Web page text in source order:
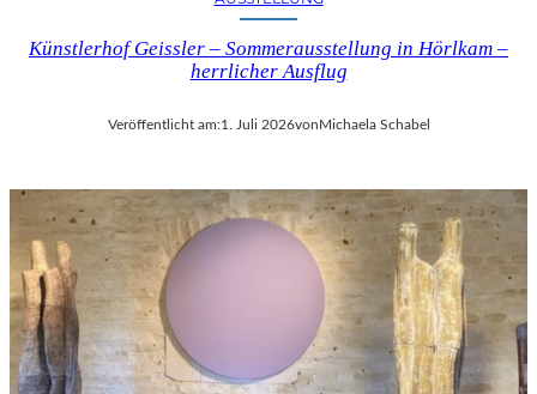
Künstlerhof Geissler – Sommerausstellung in Hörlkam –
herrlicher Ausflug
Veröffentlicht am:1. Juli 2026vonMichaela Schabel